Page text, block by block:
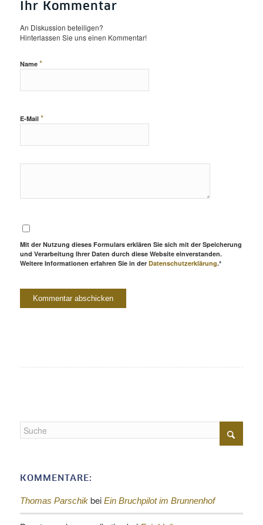
Ihr Kommentar
An Diskussion beteiligen?
Hinterlassen Sie uns einen Kommentar!
Name *
E-Mail *
Mit der Nutzung dieses Formulars erklären Sie sich mit der Speicherung
und Verarbeitung Ihrer Daten durch diese Website einverstanden.
Weitere Informationen erfahren Sie in der Datenschutzerklärung.*
KOMMENTARE:
Thomas Parschikbei Ein Bruchpilot im Brunnenhof